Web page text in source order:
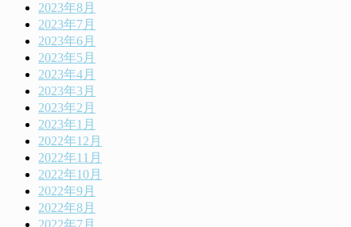
2023年8月
2023年7月
2023年6月
2023年5月
2023年4月
2023年3月
2023年2月
2023年1月
2022年12月
2022年11月
2022年10月
2022年9月
2022年8月